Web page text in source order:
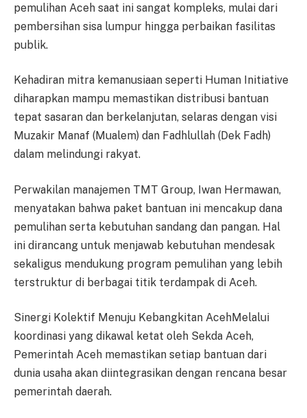
pemulihan Aceh saat ini sangat kompleks, mulai dari
pembersihan sisa lumpur hingga perbaikan fasilitas
publik.
Kehadiran mitra kemanusiaan seperti Human Initiative
diharapkan mampu memastikan distribusi bantuan
tepat sasaran dan berkelanjutan, selaras dengan visi
Muzakir Manaf (Mualem) dan Fadhlullah (Dek Fadh)
dalam melindungi rakyat.
Perwakilan manajemen TMT Group, Iwan Hermawan,
menyatakan bahwa paket bantuan ini mencakup dana
pemulihan serta kebutuhan sandang dan pangan. Hal
ini dirancang untuk menjawab kebutuhan mendesak
sekaligus mendukung program pemulihan yang lebih
terstruktur di berbagai titik terdampak di Aceh.
Sinergi Kolektif Menuju Kebangkitan AcehMelalui
koordinasi yang dikawal ketat oleh Sekda Aceh,
Pemerintah Aceh memastikan setiap bantuan dari
dunia usaha akan diintegrasikan dengan rencana besar
pemerintah daerah.